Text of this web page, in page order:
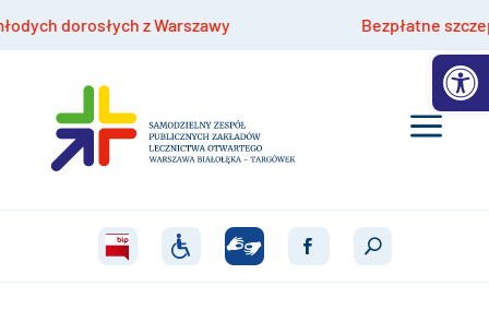
dorosłych z Warszawy Bezpłatne